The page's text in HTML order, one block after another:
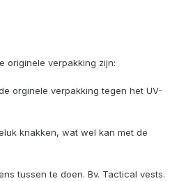
originele verpakking zijn:
orginele verpakking tegen het UV-
knakken, wat wel kan met de
tussen te doen. Bv. Tactical vests.